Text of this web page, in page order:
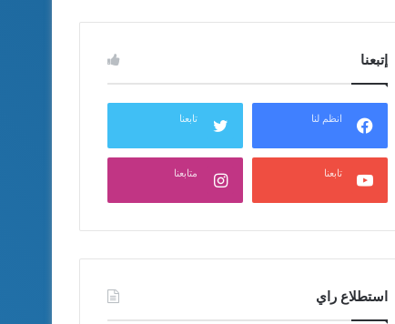
إتبعنا
انظم لنا تابعنا
تابعنا متابعنا
استطلاع راي